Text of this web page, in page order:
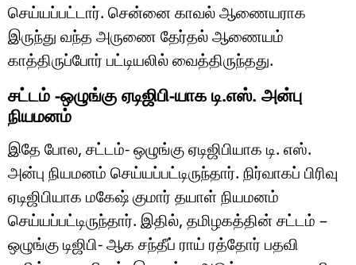
செய்யப்பட்டார். சென்னை காவல் ஆணையராக
இருந்து வந்த அருணை தேர்தல் ஆணையம்
காத்திருப்போர் பட்டியலில் வைத்திருந்தது.
சட்டம் -ஒழுங்கு ஏடிஜிபி-யாக டி.எஸ். அன்பு
நியமனம்
இதே போல, சட்டம்- ஒழுங்கு ஏடிஜிபியாக டி. எஸ்.
அன்பு நியமனம் செய்யப்பட்டிருந்தார். நிர்வாகப் பிரிவு
ஏடிஜிபியாக மகேஷ் குமார் தயாள் நியமனம்
செய்யப்பட்டிருந்தார். இதில், தமிழகத்தின் சட்டம் –
ஒழுங்கு டிஜிபி- ஆக சந்தீப் ராய் ரத்தோர் பதவி